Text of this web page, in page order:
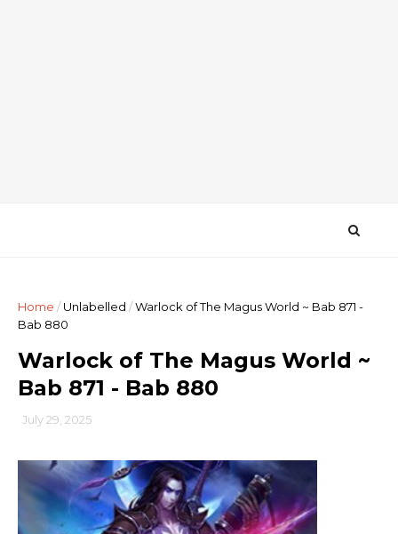
Home /Unlabelled /Warlock of The Magus World ~ Bab 871 -
Bab 880
Warlock of The Magus World ~
Bab 871 - Bab 880
July 29, 2025